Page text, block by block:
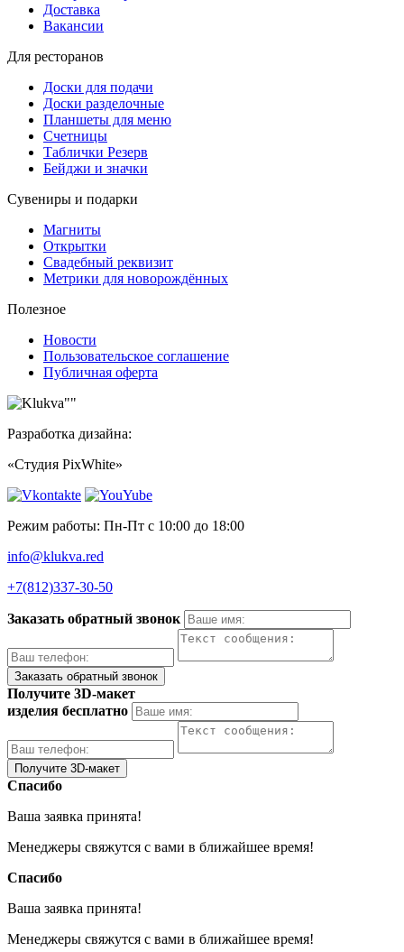
Доставка
Вакансии
Для ресторанов
Доски для подачи
Доски разделочные
Планшеты для меню
Счетницы
Таблички Резерв
Бейджи и значки
Сувениры и подарки
Магниты
Открытки
Свадебный реквизит
Метрики для новорождённых
Полезное
Новости
Пользовательское соглашение
Публичная оферта
Разработка дизайна:
«Студия PixWhite»
Режим работы: Пн-Пт с 10:00 до 18:00
info@klukva.red
+7(812)337‑30-50
Заказать обратный звонок
Получите 3D-макет
изделия бесплатно
Спасибо
Ваша заявка принята!
Менеджеры свяжутся с вами в ближайшее время!
Спасибо
Ваша заявка принята!
Менеджеры свяжутся с вами в ближайшее время!